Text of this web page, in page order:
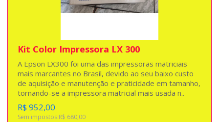
Kit Color Impressora LX 300
A Epson LX300 foi uma das impressoras matriciais
mais marcantes no Brasil, devido ao seu baixo custo
de aquisição e manutenção e praticidade em tamanho,
tornando-se a impressora matricial mais usada n..
R$ 952,00
Sem impostos:R$ 680,00